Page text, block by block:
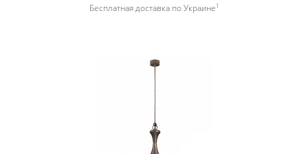
Бесплатная доставка по Украине1